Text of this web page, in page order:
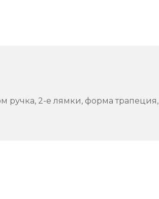
ручка, 2-е лямки, форма трапеция,